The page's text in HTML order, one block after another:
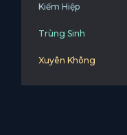
Kiếm Hiệp
Trùng Sinh
Xuyên Không